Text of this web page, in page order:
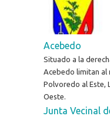
Acebedo
Situado a la
Acebedo limitan al
Polvoredo al Este,
Oeste.
Junta Vecinal